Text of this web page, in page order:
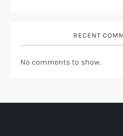
RECENT
No comments to show.